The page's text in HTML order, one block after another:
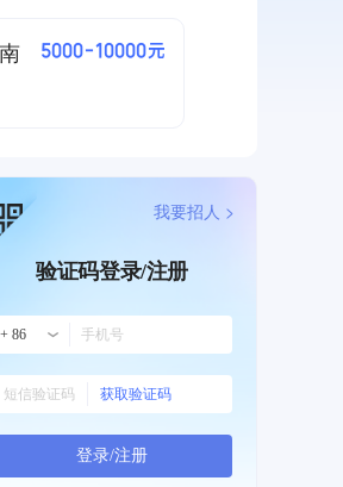
5000-10000元
验证码登录/注册
+ 86
获取验证码
登录/注册
我要招人 >